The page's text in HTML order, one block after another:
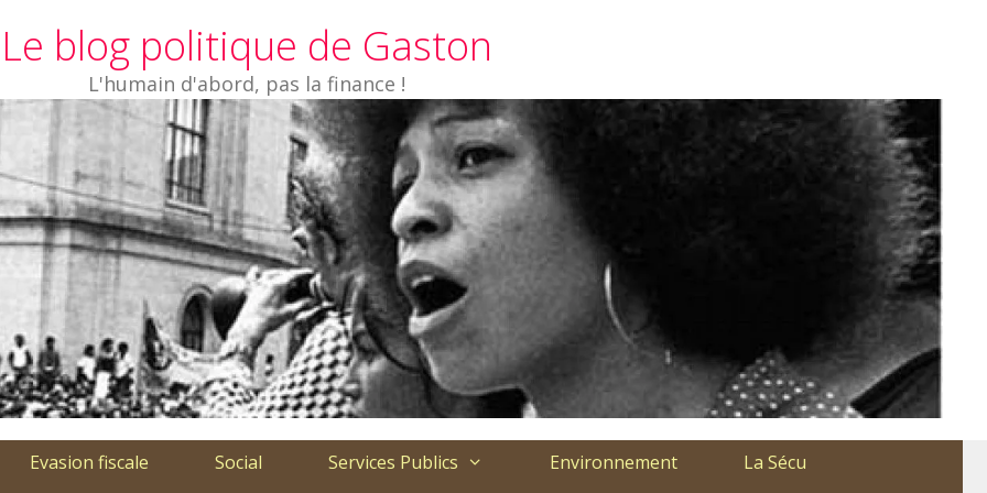
Le blog politique de Gaston
L'humain d'abord, pas la finance !
Evasion fiscale Social Services Publics Environnement
La Sécu